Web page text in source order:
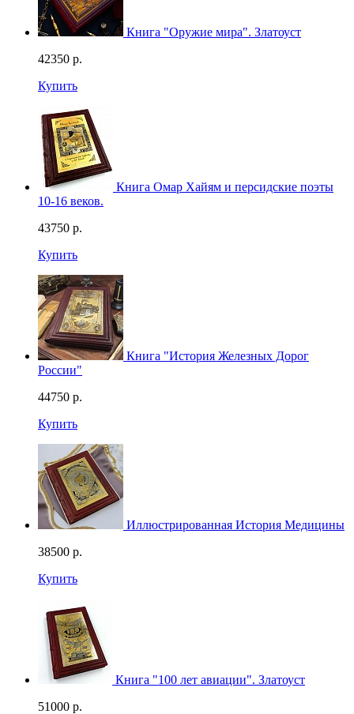
Книга "Оружие мира". Златоуст
42350 р.
Купить
Книга Омар Хайям и персидские поэты
10-16 веков.
43750 р.
Купить
Книга "История Железных Дорог
России"
44750 р.
Купить
Иллюстрированная История Медицины
38500 р.
Купить
Книга "100 лет авиации". Златоуст
51000 р.